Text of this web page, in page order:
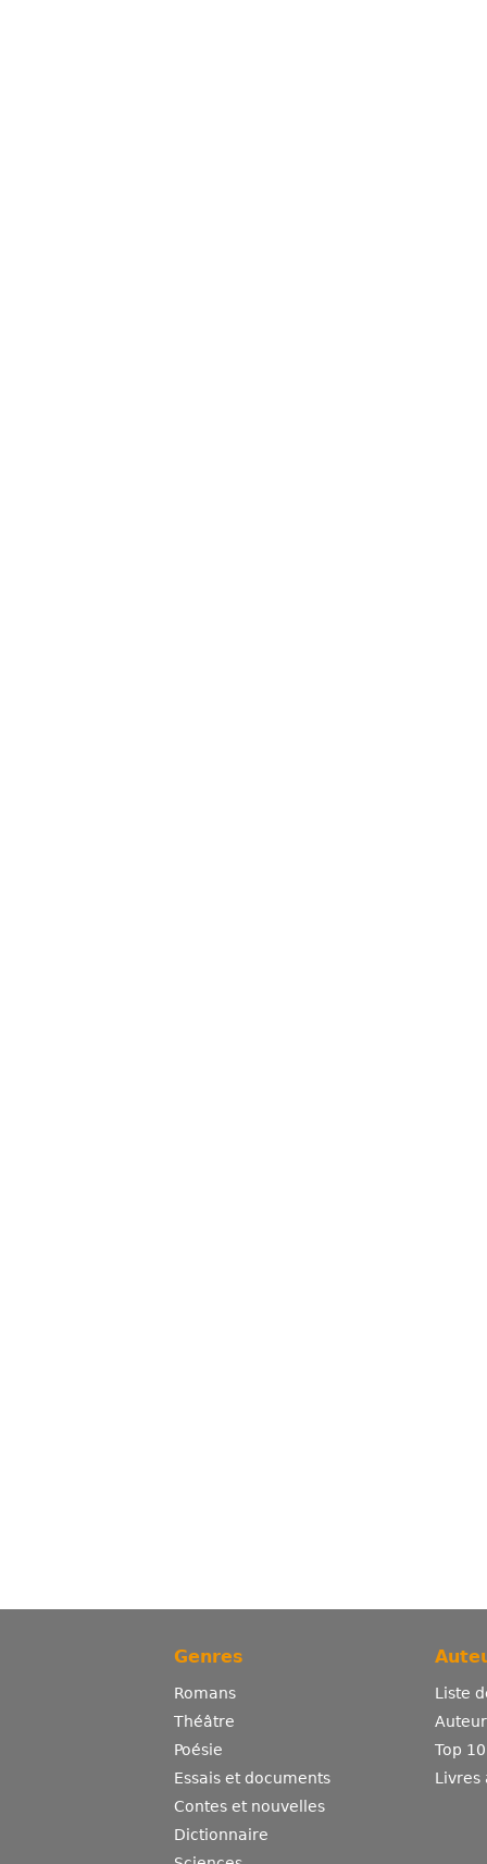
Genres
Romans
Théâtre
Poésie
Essais et documents
Contes et nouvelles
Dictionnaire
Liste
Top
Livres